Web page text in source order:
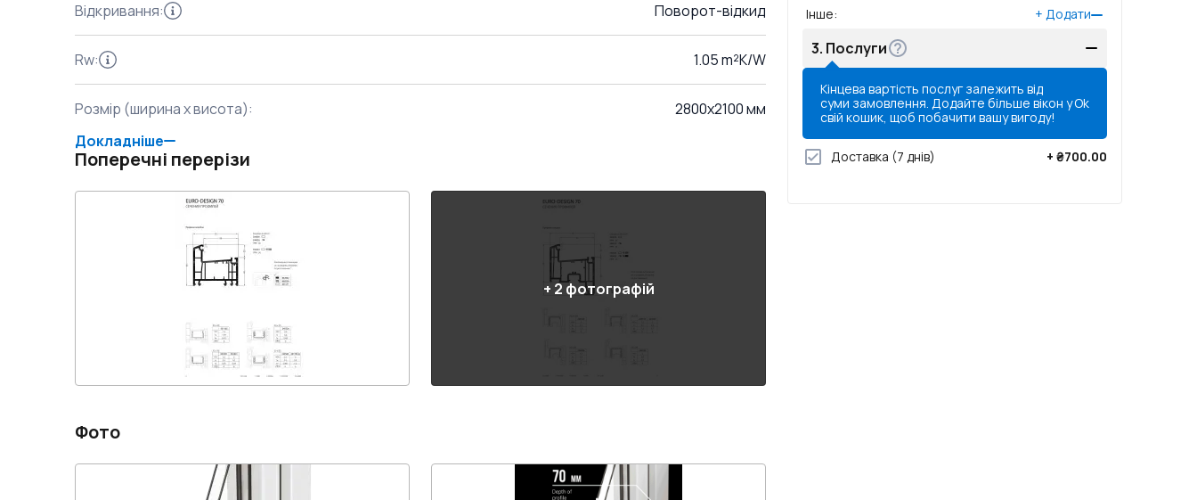
Відкривання: Поворот-відкид
Rw: 1.05 m²K/W
Розмір (ширина x висота):
2800x2100 мм
Докладніше
Поперечні перерізи
+2фотографій
Фото
Інше: + Додати
3. Послуги
Кінцева вартість послуг залежить від
суми замовлення. Додайте більше вікон у
свій кошик, щоб побачити вашу вигоду!
Ok
Доставка (7 днів) + ₴700.00